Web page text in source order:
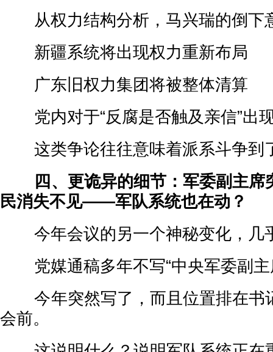
从权力结构分析，马兴瑞的倒下
新疆系统将出现权力重新布局
广东旧权力集团将被整体清算
党内对于“反腐是否触及亲信”出
这类争论往往意味着派系斗争到
四、更诡异的细节：军委副主席
民消失不见——军队系统也在动？
今年会议的另一个神秘变化，几
党媒通稿多年不写“中央军委副主
今年突然写了，而且位置排在书
会前。